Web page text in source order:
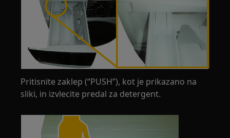
Pritisnite zaklep (“PUSH”), kot je prikazano na
sliki, in izvlecite predal za detergent.